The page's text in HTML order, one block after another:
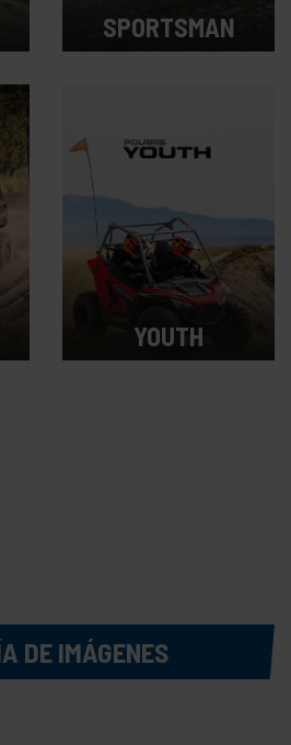
SPORTSMAN
YOUTH
DE IMÁGENES